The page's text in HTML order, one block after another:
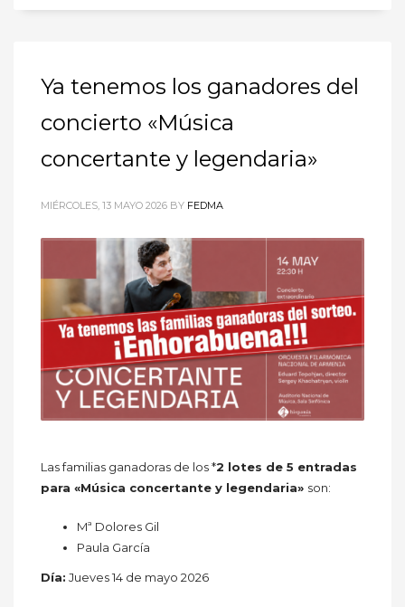
Ya tenemos los ganadores del
concierto «Música
concertante y legendaria»
MIÉRCOLES, 13 MAYO 2026 BY FEDMA
Las familias ganadoras de los *2 lotes de 5 entradas
para «Música concertante y legendaria» son:
Mª Dolores Gil
Paula García
Día: Jueves 14 de mayo 2026